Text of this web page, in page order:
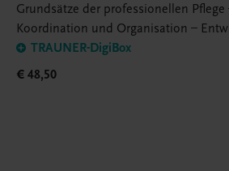
Grundsätze der professionellen
Koordination und Organisation –
Sicherung von Qualität
TRAUNER-DigiBox
€ 48,50